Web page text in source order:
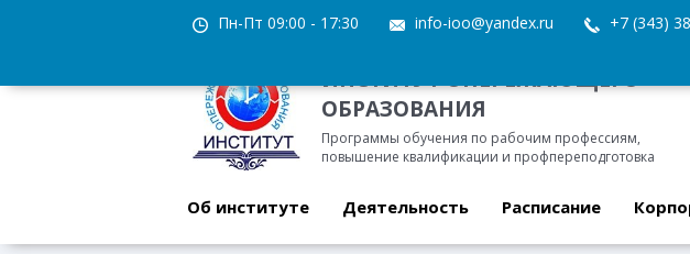
Пн-Пт 09:00 - 17:30 info-ioo@yandex.ru +7 (343)
ИНСТИТУТ ОПЕРЕЖАЮЩЕГО
ОБРАЗОВАНИЯ
Программы обучения по рабочим профессиям,
повышение квалификации и профпереподготовка
Об институте Деятельность Расписание